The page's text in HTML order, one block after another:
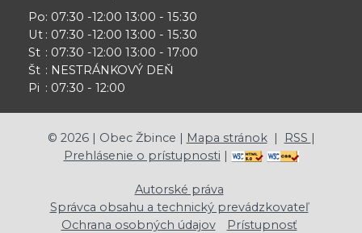
Po
Ut
St
Št
Pi
: 07:30 -12:00 13:00 - 15:30
: 07:30 -12:00 13:00 - 15:30
: 07:30 -12:00 13:00 - 17:00
: NESTRÁNKOVÝ DEŇ
: 07:30 - 12:00
© 2026| Obec Žbince | Mapa stránok| RSS |
Prehlásenie o prístupnosti |
Autorské práva
Správca obsahu a technický prevádzkovateľ
Ochrana osobných údajov
Prístupnosť